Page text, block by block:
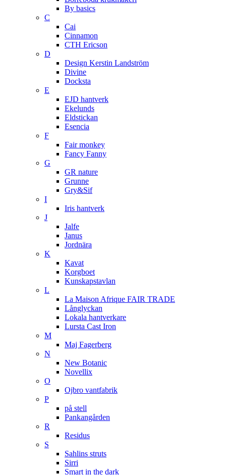
By basics
C
Cai
Cinnamon
CTH Ericson
D
Design Kerstin Landström
Divine
Docksta
E
EJD hantverk
Ekelunds
Eldstickan
Esencia
F
Fair monkey
Fancy Fanny
G
GR nature
Grunne
Gry&Sif
I
Iris hantverk
J
Jalfe
Janus
Jordnära
K
Kavat
Korgboet
Kunskapstavlan
L
La Maison Afrique FAIR TRADE
Långlyckan
Lokala hantverkare
Lursta Cast Iron
M
Maj Fagerberg
N
New Botanic
Novellix
O
Ojbro vantfabrik
P
på stell
Pankangården
R
Residus
S
Sahlins struts
Sirri
Smart in the dark